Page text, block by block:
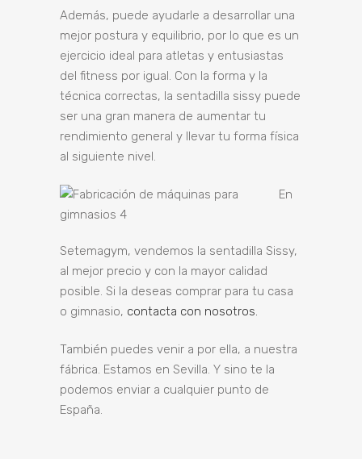
Además, puede ayudarle a desarrollar una
mejor postura y equilibrio, por lo que es un
ejercicio ideal para atletas y entusiastas
del fitness por igual. Con la forma y la
técnica correctas, la sentadilla sissy puede
ser una gran manera de aumentar tu
rendimiento general y llevar tu forma física
al siguiente nivel.
En
Setemagym, vendemos la sentadilla Sissy,
al mejor precio y con la mayor calidad
posible. Si la deseas comprar para tu casa
o gimnasio, contacta con nosotros.
También puedes venir a por ella, a nuestra
fábrica. Estamos en Sevilla. Y sino te la
podemos enviar a cualquier punto de
España.